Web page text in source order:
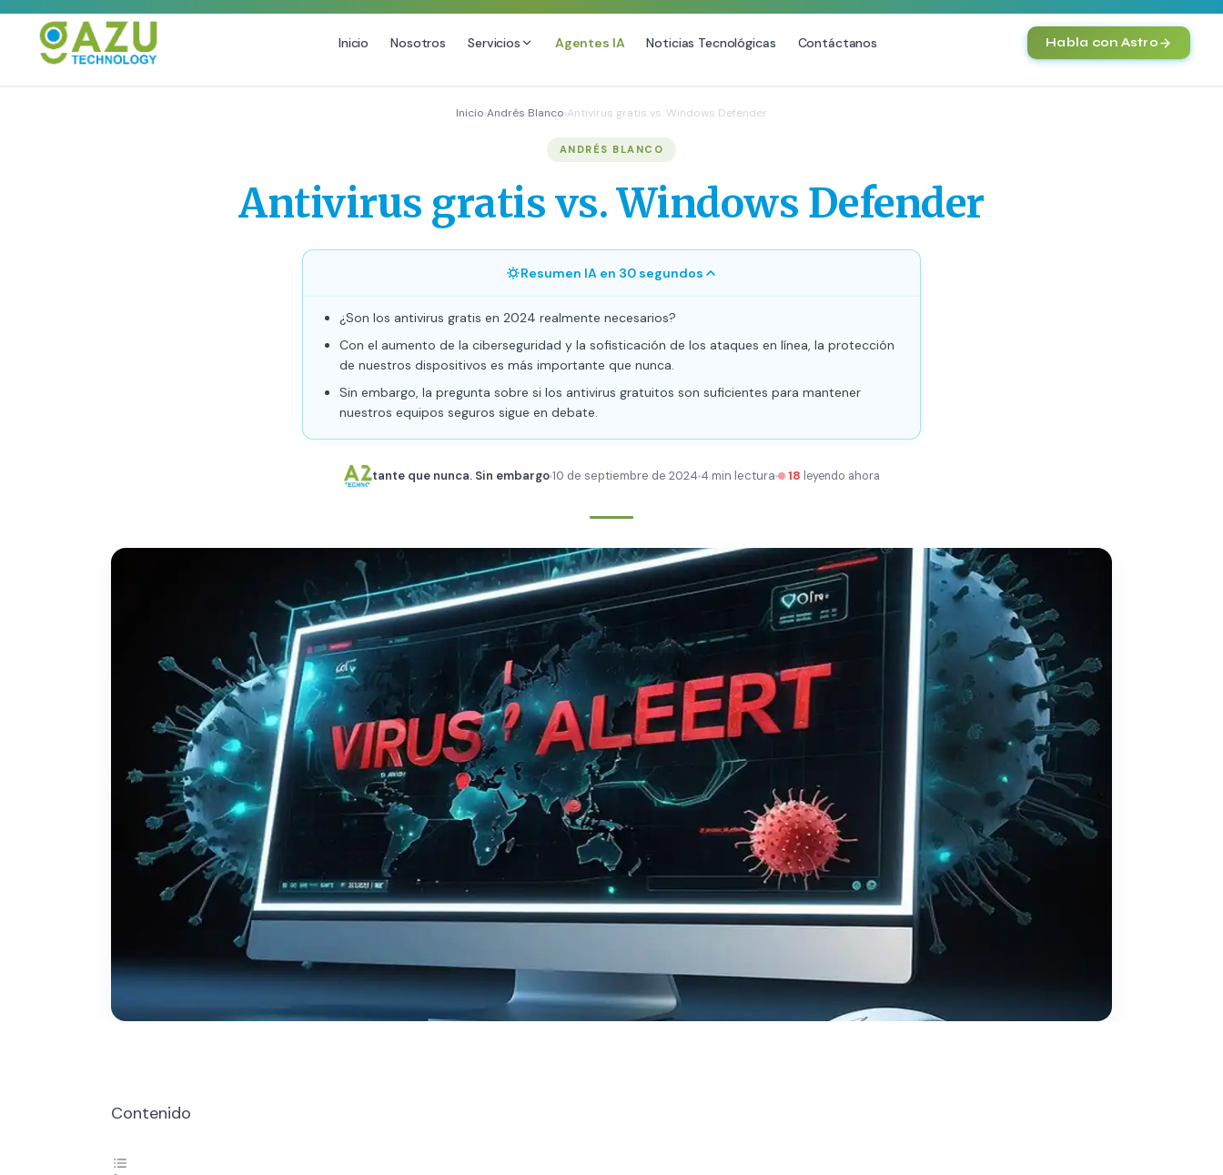
Inicio Nosotros Servicios Agentes IA Noticias Tecnológicas Contáctanos Habla con Astro
Diseño Web Premium
Consultoría SEO
SEO Local Avanzado
SEO para E-commerce
Link Building Premium
Posicionamiento en IA (GEO)
Chatbot Multicanal
Automatización Inteligente
E-commerce con IA
Inicio›Andrés Blanco›Antivirus gratis vs. Windows Defender
ANDRÉS BLANCO
Antivirus gratis vs. Windows Defender
Resumen IA en 30 segundos
¿Son los antivirus gratis en 2024 realmente necesarios?
Con el aumento de la ciberseguridad y la sofisticación de los ataques en línea, la protección
de nuestros dispositivos es más importante que nunca.
Sin embargo, la pregunta sobre si los antivirus gratuitos son suficientes para mantener
nuestros equipos seguros sigue en debate.
tante que nunca. Sin embargo10 de septiembre de 2024 4 min lectura 18 leyendo ahora
Contenido